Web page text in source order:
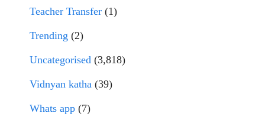
Teacher Transfer (1)
Trending (2)
Uncategorised (3,818)
Vidnyan katha (39)
Whats app (7)